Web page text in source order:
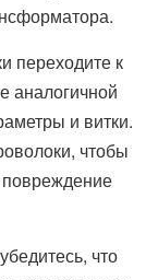
переходите к
аналогичной
и витки.
чтобы
повреждение
что